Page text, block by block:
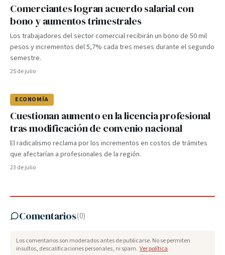
Comerciantes logran acuerdo salarial con
bono y aumentos trimestrales
Los trabajadores del sector comercial recibirán un bono de 50 mil
pesos y incrementos del 5,7% cada tres meses durante el segundo
semestre.
25 de julio
ECONOMÍA
Cuestionan aumento en la licencia profesional
tras modificación de convenio nacional
El radicalismo reclama por los incrementos en costos de trámites
que afectarían a profesionales de la región.
23 de julio
Comentarios(0)
Los comentarios son moderados antes de publicarse. No se permiten
insultos, descalificaciones personales, ni spam. Ver política